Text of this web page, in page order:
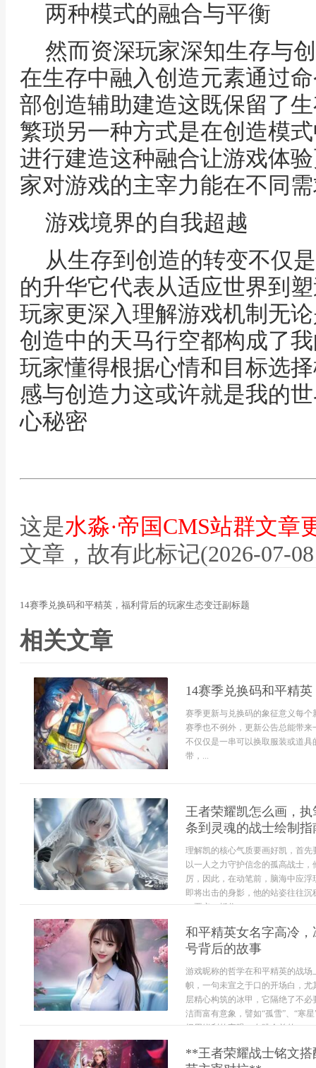
两种模式的融合与平衡
然而资深玩家深知生存与
在生存中融入创造元素通过
部创造辅助建造这既保留了
繁琐另一种方式是在创造模
进行建造这种融合让游戏体
家对游戏的主宰力能在不同
游戏境界的自我超越
从生存到创造的转变不仅
的升华它代表从适应世界到
玩家更深入理解游戏机制无
创造中的天马行空都构成了
玩家懂得根据心情和目标选
感与创造力这或许就是我的
心秘密
这是水淼·帝国CMS站群文章
文章，故有此标记(2026-07-
14赛季兑换码和平精英，福利背后的玩家生态变迁副标题
相关文章
14赛季兑换码和平精
赛季更新与兑换码的象征意义每
赛季也不例外，更新公告总能带
不仅仅是一串可以换取服装或道
带，...
王者荣耀凯怎么画，
条到灵魂的战士绘制指
理解凯的核心气质要画好凯，首
以一人之力守护信念的孤高战士
厉，因此，在动笔前，脑海中应
即将出击的身影，他的站姿往往
一要义，抓住...
和平精英女名字高冷
号背后的故事
游戏昵称的哲学在和平精英的战
帜，一句未宣之于口的开场白，
层精心构筑的冰甲，它隔绝了不
洁而富有意象，譬如“孤雪”、“寒
择用锐利的字眼，在跳伞前的...
**王者荣耀战士铭文